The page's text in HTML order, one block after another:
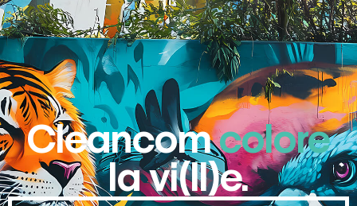
Cleancomcolore
la vi(ll)e.